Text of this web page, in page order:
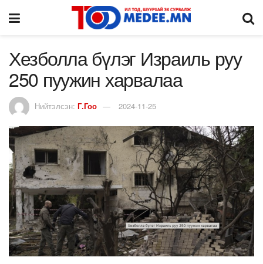
Хезболла бүлэг Израиль руу
250 пуужин харвалаа
Нийтэлсэн: Г.Гоо 2024-11-25